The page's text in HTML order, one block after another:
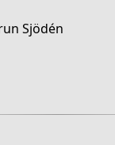
Sjödén